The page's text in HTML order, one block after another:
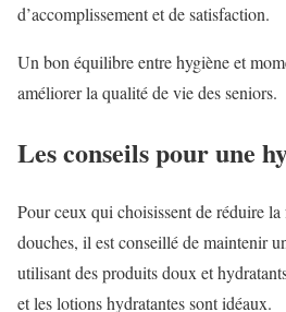
d’accomplissement et de satisfaction.
Un bon équilibre entre hygiène et
améliorer la qualité de vie des seniors.
Les conseils pour une
Pour ceux qui choisissent de réduire
douches, il est conseillé de maintenir
utilisant des produits doux et
et les lotions hydratantes sont idéaux.